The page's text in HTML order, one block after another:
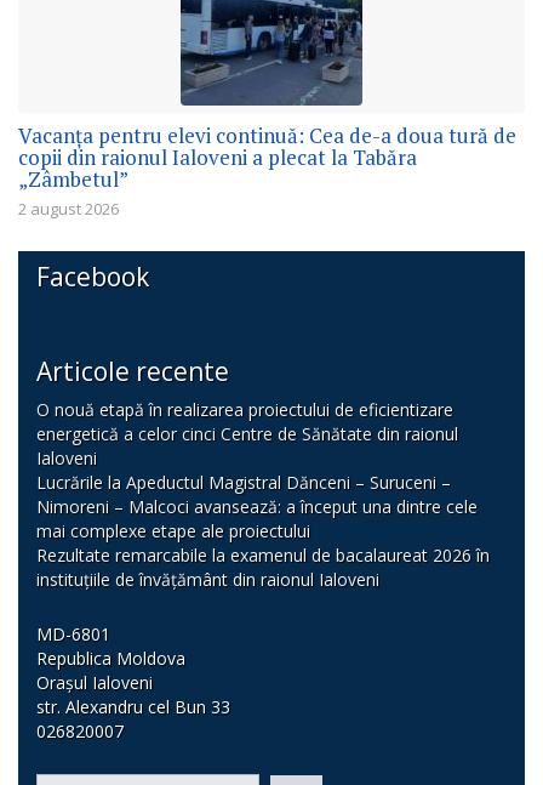
Vacanța pentru elevi continuă: Cea de-a doua tură de
copii din raionul Ialoveni a plecat la Tabăra
„Zâmbetul”
2 august 2026
Facebook
Articole recente
O nouă etapă în realizarea proiectului de eficientizare
energetică a celor cinci Centre de Sănătate din raionul
Ialoveni
Lucrările la Apeductul Magistral Dănceni – Suruceni –
Nimoreni – Malcoci avansează: a început una dintre cele
mai complexe etape ale proiectului
Rezultate remarcabile la examenul de bacalaureat 2026 în
instituțiile de învățământ din raionul Ialoveni
MD-6801
Republica Moldova
Orașul Ialoveni
str. Alexandru cel Bun 33
026820007